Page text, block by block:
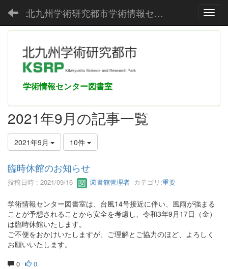
北九州学術研究都市学術情報センター
学術情報センター図書室
2021年9月の記事一覧
2021年9月 10件
臨時休館のお知らせ
投稿日時 : 2021/09/16 図書館管理者 カテゴリ:重要
学術情報センター図書室は、台風14号接近に伴い、風雨が強まる
ことが予想されることから安全を考慮し、令和3年9月17日（金）
は臨時休館いたします。
ご不便をおかけいたしますが、ご理解とご協力のほど、よろしく
お願いいたします。
0 0